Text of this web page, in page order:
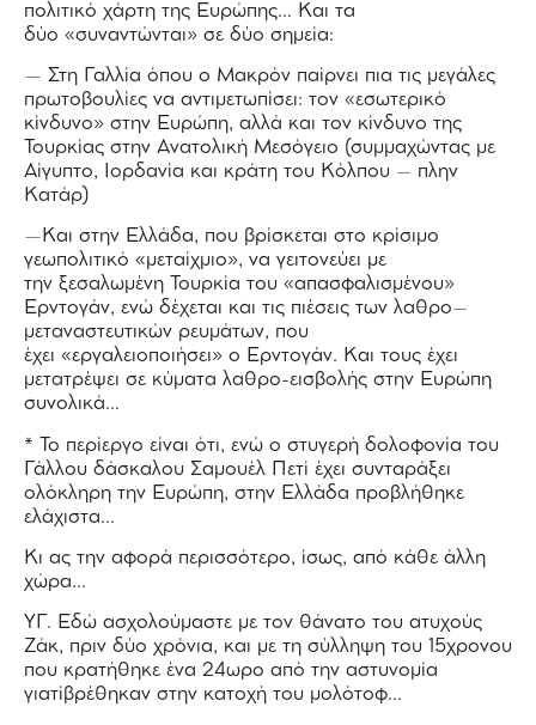
πολιτικό χάρτη της Ευρώπης… Και τα
δύο «συναντώνται» σε δύο σημεία:
— Στη Γαλλία όπου ο Μακρόν παίρνει πια τις μεγάλες
πρωτοβουλίες να αντιμετωπίσει: τον «εσωτερικό
κίνδυνο» στην Ευρώπη, αλλά και τον κίνδυνο της
Τουρκίας στην Ανατολική Μεσόγειο (συμμαχώντας με
Αίγυπτο, Ιορδανία και κράτη του Κόλπου – πλην
Κατάρ)
—Και στην Ελλάδα, που βρίσκεται στο κρίσιμο
γεωπολιτικό «μεταίχμιο», να γειτονεύει με
την ξεσαλωμένη Τουρκία του «απασφαλισμένου»
Ερντογάν, ενώ δέχεται και τις πιέσεις των λαθρο–
μεταναστευτικών ρευμάτων, που
έχει «εργαλειοποιήσει» ο Ερντογάν. Και τους έχει
μετατρέψει σε κύματα λαθρο-εισβολής στην Ευρώπη
συνολικά…
* Το περίεργο είναι ότι, ενώ ο στυγερή δολοφονία του
Γάλλου δάσκαλου Σαμουέλ Πετί έχει συνταράξει
ολόκληρη την Ευρώπη, στην Ελλάδα προβλήθηκε
ελάχιστα…
Κι ας την αφορά περισσότερο, ίσως, από κάθε άλλη
χώρα…
ΥΓ. Εδώ ασχολούμαστε με τον θάνατο του ατυχούς
Ζάκ, πριν δύο χρόνια, και με τη σύλληψη του 15χρονου
που κρατήθηκε ένα 24ωρο από την αστυνομία
γιατίβρέθηκαν στην κατοχή του μολότοφ…